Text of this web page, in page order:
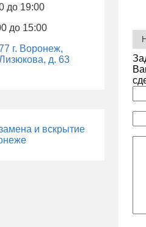
до 19:00
до 15:00
г. Воронеж,
д. 63